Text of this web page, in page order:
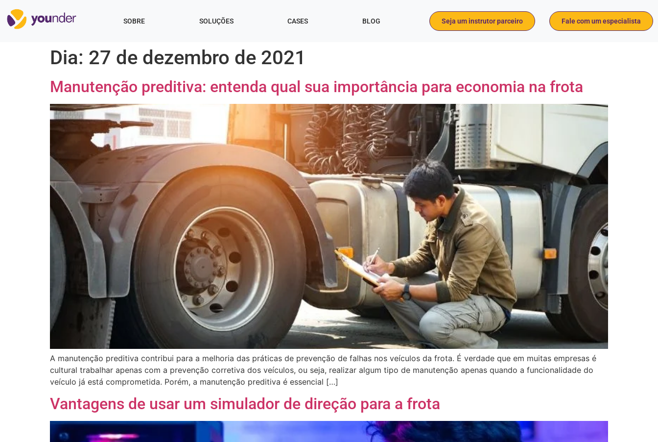
SOBRE SOLUÇÕES CASES BLOG Seja um instrutor parceiro Fale com um especialista
Dia: 27 de dezembro de 2021
Manutenção preditiva: entenda qual sua importância para economia na frota
A manutenção preditiva contribui para a melhoria das práticas de prevenção de falhas nos veículos da frota. É verdade que em muitas empresas é
cultural trabalhar apenas com a prevenção corretiva dos veículos, ou seja, realizar algum tipo de manutenção apenas quando a funcionalidade do
veículo já está comprometida. Porém, a manutenção preditiva é essencial […]
Vantagens de usar um simulador de direção para a frota